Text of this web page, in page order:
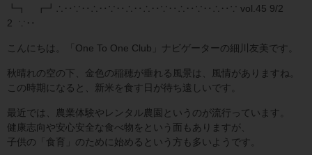
┗┓ ┏┛∴‥∵‥∴‥∵‥∴‥∴‥∵‥∴‥∵‥∴‥∵ vol.45 9/2
2 ∵‥
こんにちは。「One To One Club」ナビゲーターの細川友美です。
秋晴れの空の下、金色の稲穂が垂れる風景は、風情がありますね。
この時期になると、新米を食す日が待ち遠しいです。
最近では、農業体験やレンタル農園というのが流行っています。
健康志向や安心安全な食べ物をという面もありますが、
子供の「食育」のために始めるという方も多いようです。